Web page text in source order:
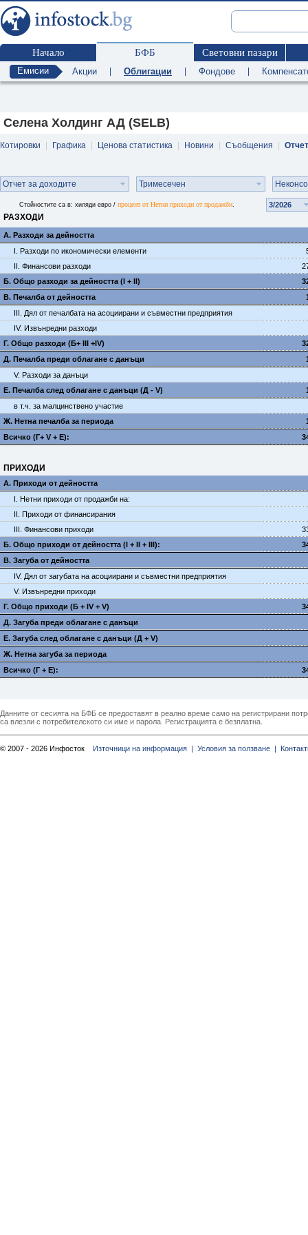
Начало БФБ Световни пазари
Емисии Акции Облигации Фондове
Селена Холдинг АД (SELB)
Котировки Графика Ценова статистика Новини Съобщения
Отчет за доходите Тримесечен
Стойностите са в: хиляди евро / процент от Нетни приходи от продажби. 3/2026
РАЗХОДИ
А. Разходи за дейността
I. Разходи по икономически елементи
II. Финансови разходи
Б. Общо разходи за дейността (I + II)
В. Печалба от дейността
III. Дял от печалбата на асоциирани и съвместни предприятия
IV. Извънредни разходи
Г. Общо разходи (Б+ III +IV)
Д. Печалба преди облагане с данъци
V. Разходи за данъци
E. Печалба след облагане с данъци (Д - V)
в т.ч. за малцинствено участие
Ж. Нетна печалба за периода
Всичко (Г+ V + Е):
ПРИХОДИ
А. Приходи от дейността
I. Нетни приходи от продажби на:
II. Приходи от финансирания
III. Финансови приходи
Б. Общо приходи от дейността (I + II + III):
В. Загуба от дейността
IV. Дял от загубата на асоциирани и съвместни предприятия
V. Извънредни приходи
Г. Общо приходи (Б + IV + V)
Д. Загуба преди облагане с данъци
E. Загуба след облагане с данъци (Д + V)
Ж. Нетна загуба за периода
Всичко (Г + E):
Данните от сесията на БФБ се предоставят в реално време само на регистрирани
са влезли с потребителското си име и парола. Регистрацията е безплатна.
© 2007 - 2026 Инфосток Източници на информация | Условия за ползване |